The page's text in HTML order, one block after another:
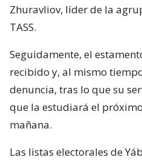
Zhuravliov, líder de la
TASS.
Seguidamente, el
recibido y, al mismo
denuncia, tras lo que su
que la estudiará el
mañana.
Las listas electorales de